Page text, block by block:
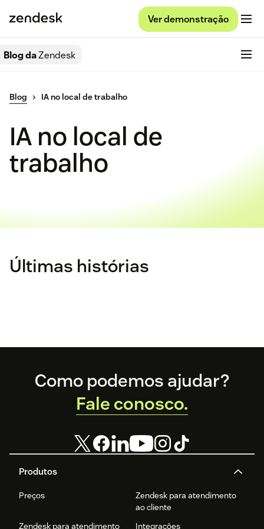
Ver demonstração
Blog daZendesk
Blog IA no local de trabalho
IA no local de
trabalho
Últimas histórias
Footer
Produtos
Preços
Zendesk para atendimento
ao cliente
Zendesk para atendimento
Integrações
Como podemos ajudar?
Fale conosco.